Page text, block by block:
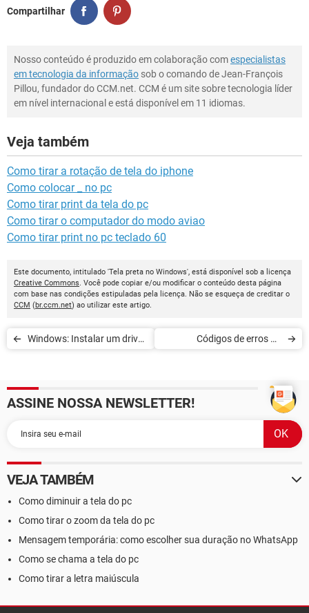
Compartilhar
Nosso conteúdo é produzido em colaboração comespecialistas
em tecnologia da informação sob o comando de Jean-François
Pillou, fundador do CCM.net. CCM é um site sobre tecnologia líder
em nível internacional e está disponível em 11 idiomas.
Veja também
Como tirar a rotação de tela do iphone
Como colocar _ no pc
Como tirar print da tela do pc
Como tirar o computador do modo aviao
Como tirar print no pc teclado 60
Este documento, intitulado 'Tela preta no Windows', está disponível sob a licença
Creative Commons. Você pode copiar e/ou modificar o conteúdo desta página
com base nas condições estipuladas pela licença. Não se esqueça de creditar o
CCM (br.ccm.net) ao utilizar este artigo.
Windows: Instalar um driver
Códigos de erros do
ASSINE NOSSA NEWSLETTER!
VEJA TAMBÉM
Como diminuir a tela do pc
Como tirar o zoom da tela do pc
Mensagem temporária: como escolher sua duração no WhatsApp
Como se chama a tela do pc
Como tirar a letra maiúscula